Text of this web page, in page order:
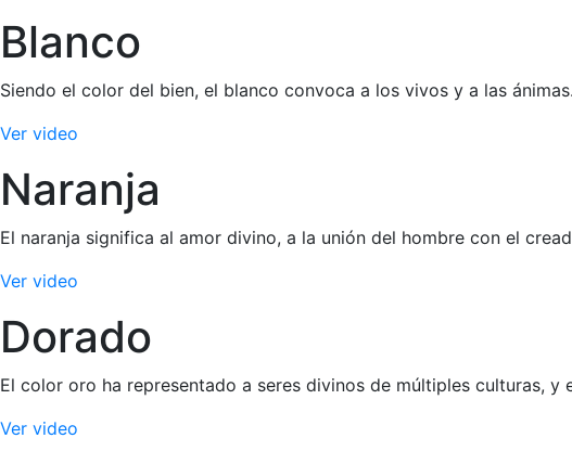
Blanco
Siendo el color del bien, el blanco convoca a los vivos y a las ánimas.
Ver video
Naranja
El naranja significa al amor divino, a la unión del hombre con el
Ver video
Dorado
El color oro ha representado a seres divinos de múltiples culturas,
Ver video